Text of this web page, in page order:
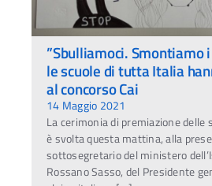
”Sbulliamoci. Smontiamo
le scuole di tutta Italia
al concorso Cai
14 Maggio 2021
La cerimonia di premiazione delle
è svolta questa mattina, alla
sottosegretario del ministero
Rossano Sasso, del Presidente